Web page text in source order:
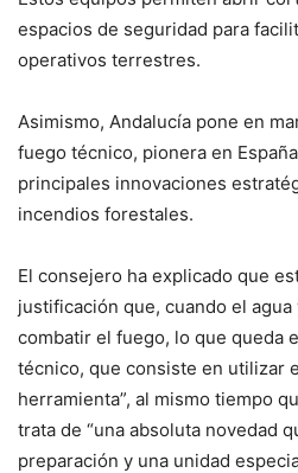
espacios de seguridad para
operativos terrestres.
Asimismo, Andalucía pone en
fuego técnico, pionera en
principales innovaciones
incendios forestales.
El consejero ha explicado que
justificación que, cuando el
combatir el fuego, lo que queda
técnico, que consiste en utilizar
herramienta”, al mismo tiempo
trata de “una absoluta novedad
preparación y una unidad